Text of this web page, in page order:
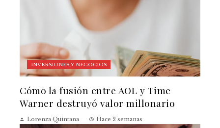
INVERSIONES Y NEGOCIOS
Cómo la fusión entre AOL y Time
Warner destruyó valor millonario
Lorenza Quintana Hace 2 semanas